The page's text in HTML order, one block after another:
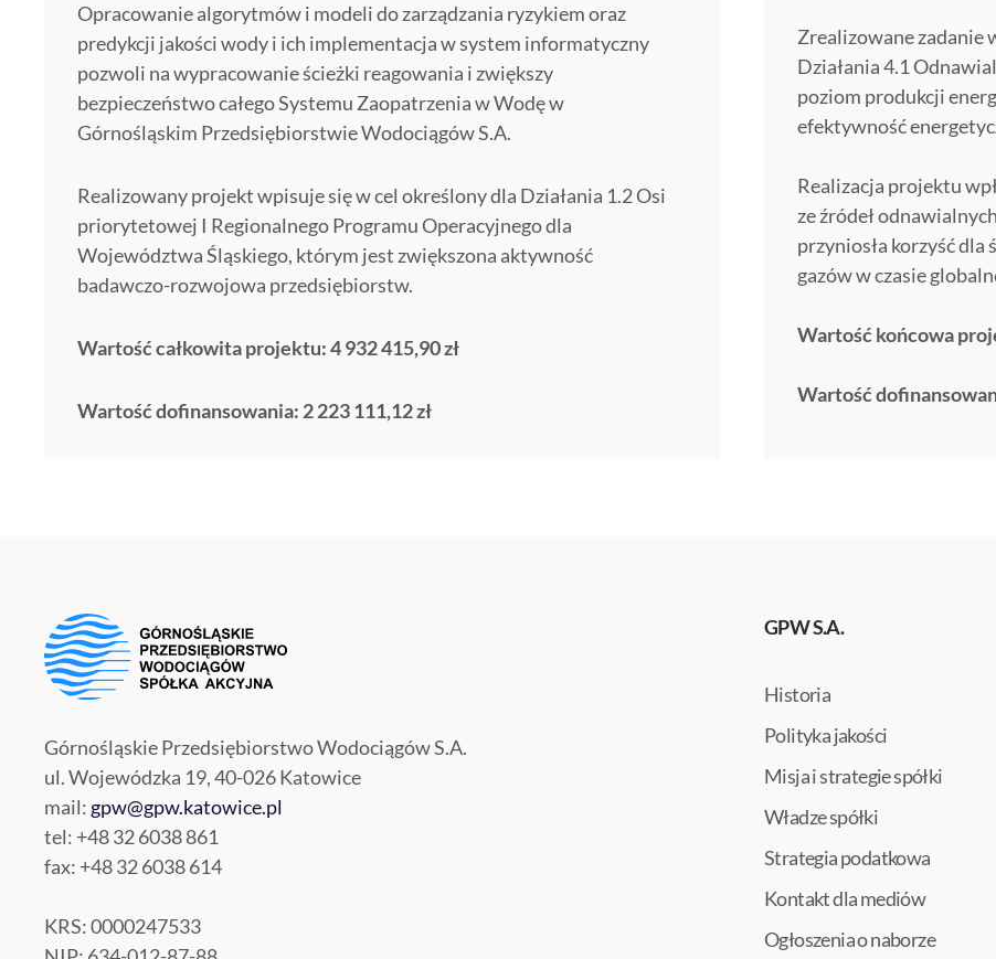
Opracowanie algorytmów i modeli do zarządzania ryzykiem oraz
predykcji jakości wody i ich implementacja w system informatyczny
pozwoli na wypracowanie ścieżki reagowania i zwiększy
bezpieczeństwo całego Systemu Zaopatrzenia w Wodę w
Górnośląskim Przedsiębiorstwie Wodociągów S.A.
Realizowany projekt wpisuje się w cel określony dla Działania 1.2 Osi
priorytetowej I Regionalnego Programu Operacyjnego dla
Województwa Śląskiego, którym jest zwiększona aktywność
badawczo-rozwojowa przedsiębiorstw.
Wartość całkowita projektu: 4 932 415,90 zł
Wartość dofinansowania: 2 223 111,12 zł
Zrealizowane zadanie
Działania 4.1
poziom produkcji
efektywność
Realizacja projektu
ze źródeł
przyniosła korzyść
gazów w czasie
Wartość końcowa
Wartość
Górnośląskie Przedsiębiorstwo Wodociągów S.A.
ul. Wojewódzka 19, 40-026 Katowice
mail: gpw@gpw.katowice.pl
tel: +48 32 6038 861
fax: +48 32 6038 614
KRS: 0000247533
GPW S.A.
Historia
Polityka jakości
Misja i strategie spółki
Władze spółki
Strategia podatkowa
Kontakt dla mediów
Ogłoszenia o naborze